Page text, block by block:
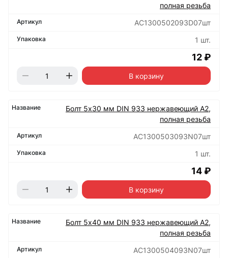
полная резьба
АС1300502093D07шт
1 шт.
12 ₽
В корзину
Болт 5х30 мм DIN 933 нержавеющий А2,
полная резьба
АС1300503093N07шт
1 шт.
14 ₽
В корзину
Болт 5х40 мм DIN 933 нержавеющий А2,
полная резьба
АС1300504093N07шт